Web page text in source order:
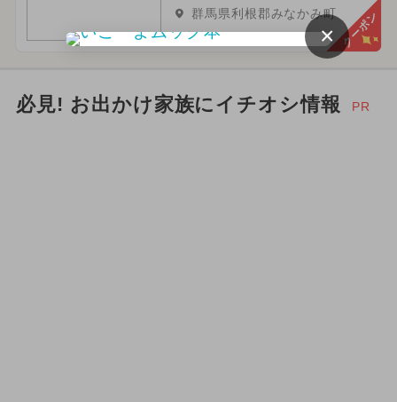
群馬県利根郡みなかみ町クーポン
必見! お出かけ家族にイチオシ情報 PR
×